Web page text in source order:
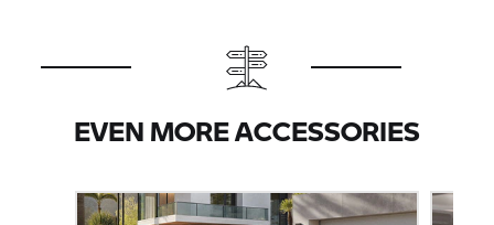
EVEN MORE ACCESSORIES